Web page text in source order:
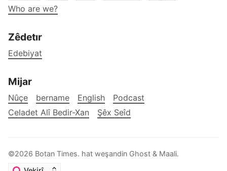
Who are we?
Zêdetır
Edebiyat
Mijar
Nûçe bername English
Podcast
Celadet Alî Bedir-Xan
Şêx Seîd
©2026 Botan Times. hat weşandin Ghost & Maali.